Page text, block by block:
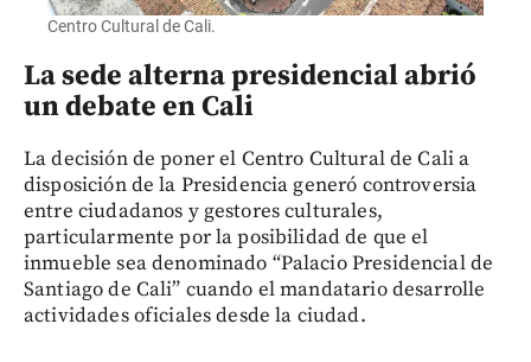
Centro Cultural de Cali.
La sede alterna presidencial abrió
un debate en Cali
La decisión de poner el Centro Cultural de Cali a
disposición de la Presidencia generó controversia
entre ciudadanos y gestores culturales,
particularmente por la posibilidad de que el
inmueble sea denominado “Palacio Presidencial de
Santiago de Cali” cuando el mandatario desarrolle
actividades oficiales desde la ciudad.